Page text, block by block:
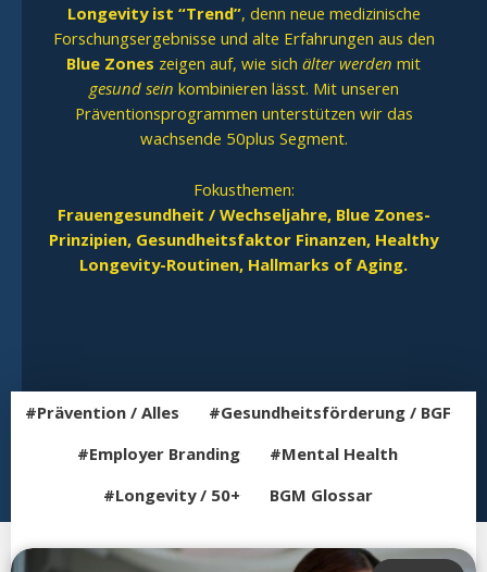
Longevity ist “Trend”, denn neue medizinische
Forschungsergebnisse und alte Erfahrungen aus den
Blue Zones zeigen auf, wie sich älter werden mit
gesund sein kombinieren lässt. Mit unseren
Präventionsprogrammen unterstützen wir das
wachsende 50plus Segment.
Fokusthemen:
Frauengesundheit / Wechseljahre, Blue Zones-
Prinzipien, Gesundheitsfaktor Finanzen, Healthy
Longevity-Routinen, Hallmarks of Aging.
#Prävention / Alles
#Gesundheitsförderung / BGF
#Employer Branding
#Mental Health
#Longevity / 50+
BGM Glossar